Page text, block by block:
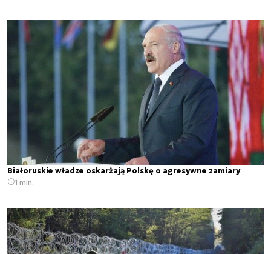
Białoruskie władze oskarżają Polskę o agresywne zamiary
1 min.